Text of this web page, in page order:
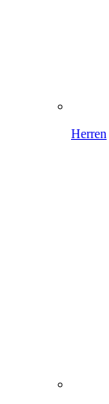
Herren